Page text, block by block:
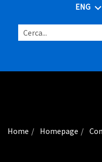
ENG
Cerca...
Advanced search
Home Homepage